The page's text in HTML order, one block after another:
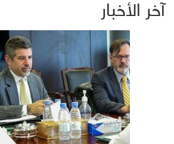
آخر الأخبار